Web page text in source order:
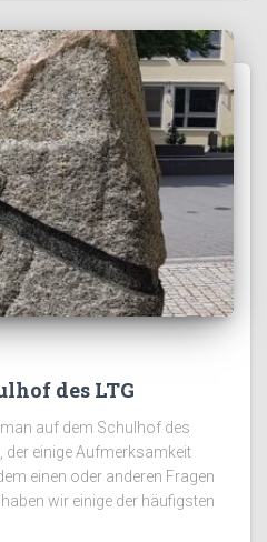
des LTG
auf dem Schulhof des
der einige Aufmerksamkeit
einen oder anderen Fragen
wir einige der häufigsten